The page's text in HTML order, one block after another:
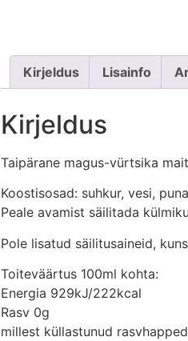
Kirjeldus Lisainfo
Kirjeldus
Taipärane magus-vürtsika
Koostisosad: suhkur, vesi,
Peale avamist säilitada
Pole lisatud säilitusaineid,
Toiteväärtus 100ml kohta:
Energia 929kJ/222kcal
Rasv 0g
millest küllastunud